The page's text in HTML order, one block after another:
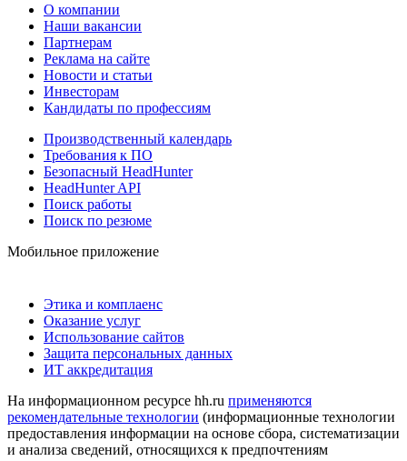
О компании
Наши вакансии
Партнерам
Реклама на сайте
Новости и статьи
Инвесторам
Кандидаты по профессиям
Производственный календарь
Требования к ПО
Безопасный HeadHunter
HeadHunter API
Поиск работы
Поиск по резюме
Мобильное приложение
Этика и комплаенс
Оказание услуг
Использование сайтов
Защита персональных данных
ИТ аккредитация
На информационном ресурсе hh.ru применяются
рекомендательные технологии (информационные технологии
предоставления информации на основе сбора, систематизации
и анализа сведений, относящихся к предпочтениям